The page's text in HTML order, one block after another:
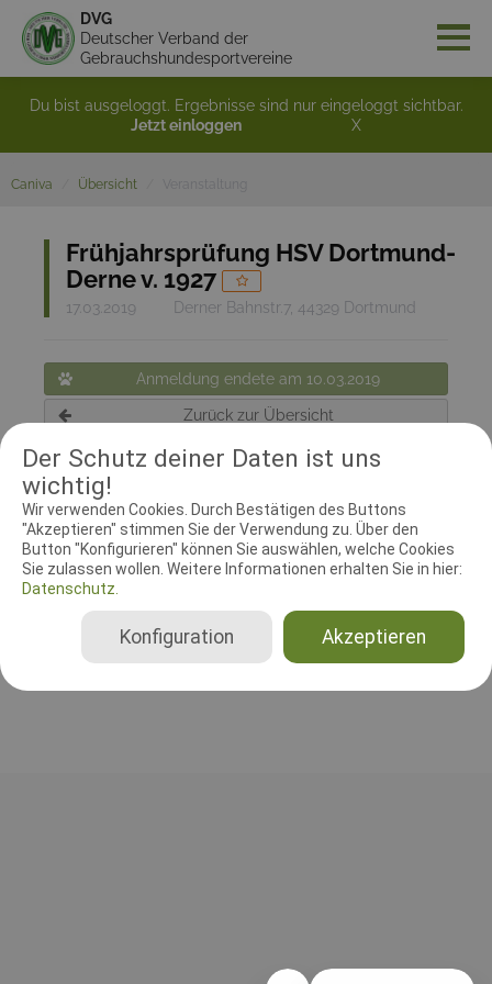
Der Schutz deiner Daten ist uns
wichtig!
Wir verwenden Cookies. Durch Bestätigen des Buttons
"Akzeptieren" stimmen Sie der Verwendung zu. Über den
Button "Konfigurieren" können Sie auswählen, welche Cookies
Sie zulassen wollen. Weitere Informationen erhalten Sie in hier:
Datenschutz.
Akzeptieren
Konfiguration
DVG
Deutscher Verband der
Gebrauchshundesportvereine
Du bist ausgeloggt. Ergebnisse sind nur eingeloggt sichtbar.
Jetzt einloggen
X
Caniva Übersicht
Frühjahrsprüfung HSV Dortmund-
Derne v. 1927
17.03.2019 Derner Bahnstr.7, 44329 Dortmund
Anmeldung endete am 10.03.2019
Zurück zur Übersicht
RICHTER UND HELFER
Leistungsrichter
Wolfhard Klüter
Gesamt